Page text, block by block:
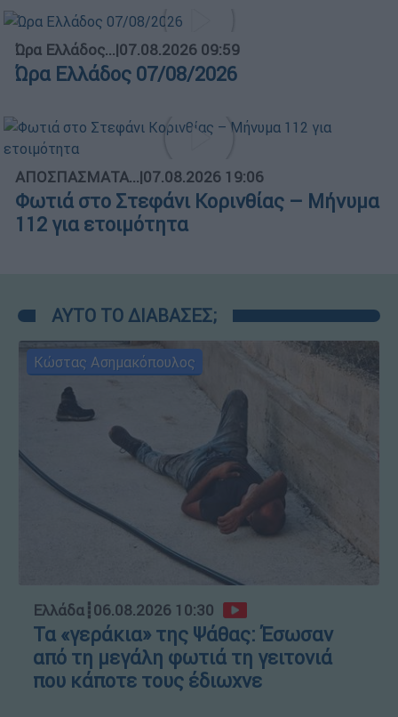
Ώρα Ελλάδος...|07.08.2026 09:59
Ώρα Ελλάδος 07/08/2026
ΑΠΟΣΠΑΣΜΑΤΑ...|07.08.2026 19:06
Φωτιά στο Στεφάνι Κορινθίας – Μήνυμα
112 για ετοιμότητα
ΑΥΤΟ ΤΟ ΔΙΑΒΑΣΕΣ;
Κώστας Ασημακόπουλος
Ελλάδα┋06.08.2026 10:30
Τα «γεράκια» της Ψάθας: Έσωσαν
από τη μεγάλη φωτιά τη γειτονιά
που κάποτε τους έδιωχνε